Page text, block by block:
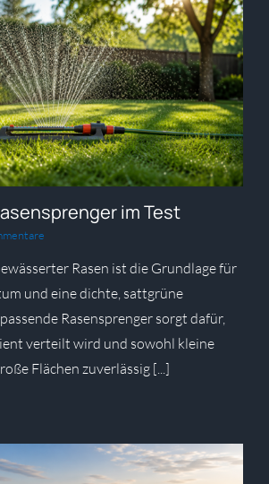
im Test
Rasen ist die Grundlage für
und eine dichte, sattgrüne
Rasensprenger sorgt dafür,
verteilt wird und sowohl kleine
Flächen zuverlässig [...]